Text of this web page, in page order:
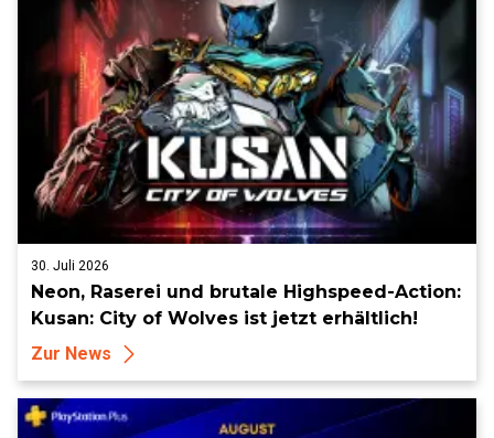
30. Juli 2026
Neon, Raserei und brutale Highspeed-Action:
Kusan: City of Wolves ist jetzt erhältlich!
Zur News